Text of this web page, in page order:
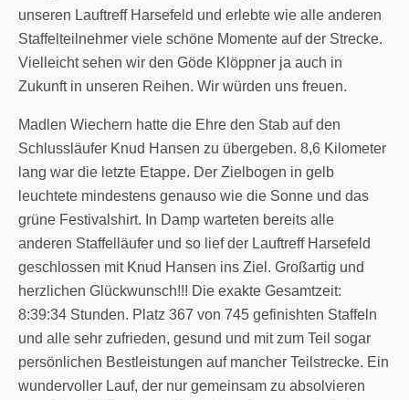
unseren Lauftreff Harsefeld und erlebte wie alle anderen
Staffelteilnehmer viele schöne Momente auf der Strecke.
Vielleicht sehen wir den Göde Klöppner ja auch in
Zukunft in unseren Reihen. Wir würden uns freuen.
Madlen Wiechern hatte die Ehre den Stab auf den
Schlussläufer Knud Hansen zu übergeben. 8,6 Kilometer
lang war die letzte Etappe. Der Zielbogen in gelb
leuchtete mindestens genauso wie die Sonne und das
grüne Festivalshirt. In Damp warteten bereits alle
anderen Staffelläufer und so lief der Lauftreff Harsefeld
geschlossen mit Knud Hansen ins Ziel. Großartig und
herzlichen Glückwunsch!!! Die exakte Gesamtzeit:
8:39:34 Stunden. Platz 367 von 745 gefinishten Staffeln
und alle sehr zufrieden, gesund und mit zum Teil sogar
persönlichen Bestleistungen auf mancher Teilstrecke. Ein
wundervoller Lauf, der nur gemeinsam zu absolvieren